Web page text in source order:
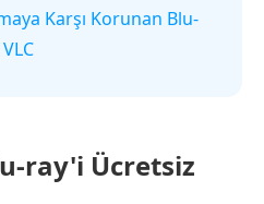
Karşı Korunan Blu-
ray'i Ücretsiz